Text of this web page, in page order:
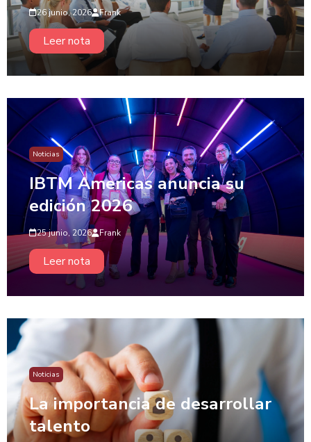
26 junio, 2026 Frank
Leer nota
Noticias
IBTM Americas anuncia su
edición 2026
25 junio, 2026 Frank
Leer nota
Noticias
La importancia de desarrollar
talento